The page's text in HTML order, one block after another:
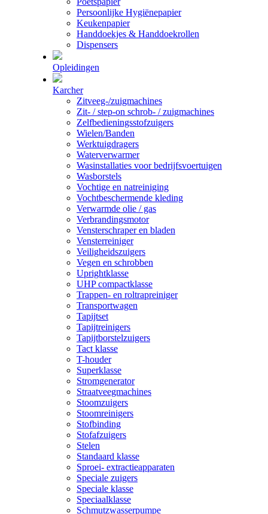
Persoonlijke Hygiënepapier
Keukenpapier
Handdoekjes & Handdoekrollen
Dispensers
Opleidingen
Karcher
Zitveeg-/zuigmachines
Zit- / step-on schrob- / zuigmachines
Zelfbedieningsstofzuigers
Wielen/Banden
Werktuigdragers
Waterverwarmer
Wasinstallaties voor bedrijfsvoertuigen
Wasborstels
Vochtige en natreiniging
Vochtbeschermende kleding
Verwarmde olie / gas
Verbrandingsmotor
Vensterschraper en bladen
Vensterreiniger
Veiligheidszuigers
Vegen en schrobben
Uprightklasse
UHP compactklasse
Trappen- en roltrapreiniger
Transportwagen
Tapijtset
Tapijtreinigers
Tapijtborstelzuigers
Tact klasse
T-houder
Superklasse
Stromgenerator
Straatveegmachines
Stoomzuigers
Stoomreinigers
Stofbinding
Stofafzuigers
Stelen
Standaard klasse
Sproei- extractieapparaten
Speciale zuigers
Speciale klasse
Speciaalklasse
Schmutzwasserpumpe